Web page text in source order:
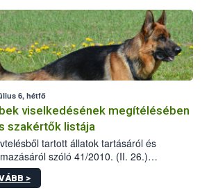
6, hétfő
viselkedésének megítélésében
szakértők listája
tartott állatok tartásáról és
szóló 41/2010. (II. 26.)
szabályozza az eb okozta fizikai
illetve ennek veszélye keletkezésekor
>